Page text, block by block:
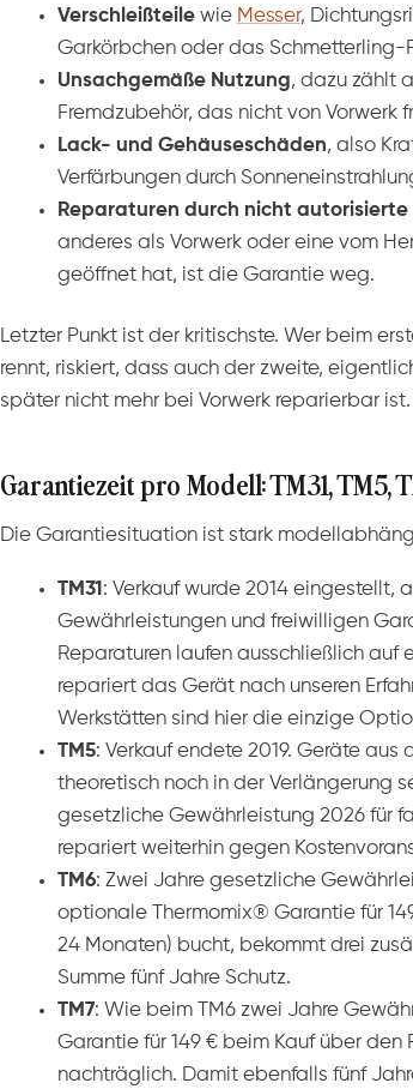
Verschleißteilewie Messer,
Garkörbchen oder das Schmetterling-
Unsachgemäße Nutzung, dazu zählt
Fremdzubehör, das nicht von Vorwerk
Lack- und Gehäuseschäden, also
Verfärbungen durch
Reparaturen durch nicht autorisierte
anderes als Vorwerk oder eine vom
geöffnet hat, ist die Garantie weg.
Letzter Punkt ist der kritischste. Wer beim
rennt, riskiert, dass auch der zweite,
später nicht mehr bei Vorwerk reparierbar ist.
Garantiezeit pro Modell: TM31, TM5,
Die Garantiesituation ist stark
TM31 : Verkauf wurde 2014 eingestellt,
Gewährleistungen und freiwilligen
Reparaturen laufen ausschließlich auf
repariert das Gerät nach unseren
Werkstätten sind hier die einzige
TM5: Verkauf endete 2019. Geräte aus
theoretisch noch in der Verlängerung
gesetzliche Gewährleistung 2026 für
repariert weiterhin gegen
TM6: Zwei Jahre gesetzliche
optionale Thermomix® Garantie für
24 Monaten) bucht, bekommt drei
Summe fünf Jahre Schutz.
TM7: Wie beim TM6 zwei Jahre
Garantie für 149 € beim Kauf über den
nachträglich. Damit ebenfalls fünf